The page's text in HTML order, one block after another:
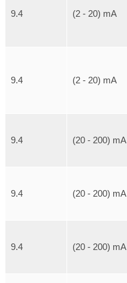
9.4 (2 - 20) mA
9.4 (2 - 20) mA
9.4 (20 - 200) mA
9.4 (20 - 200) mA
9.4 (20 - 200) mA